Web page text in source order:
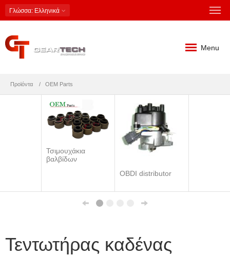
Γλώσσα: Ελληνικά
Menu
Προϊόντα OEM Parts
Τσιμουχάκια
βαλβίδων
OBDI distributor
Τεντωτήρας καδένας